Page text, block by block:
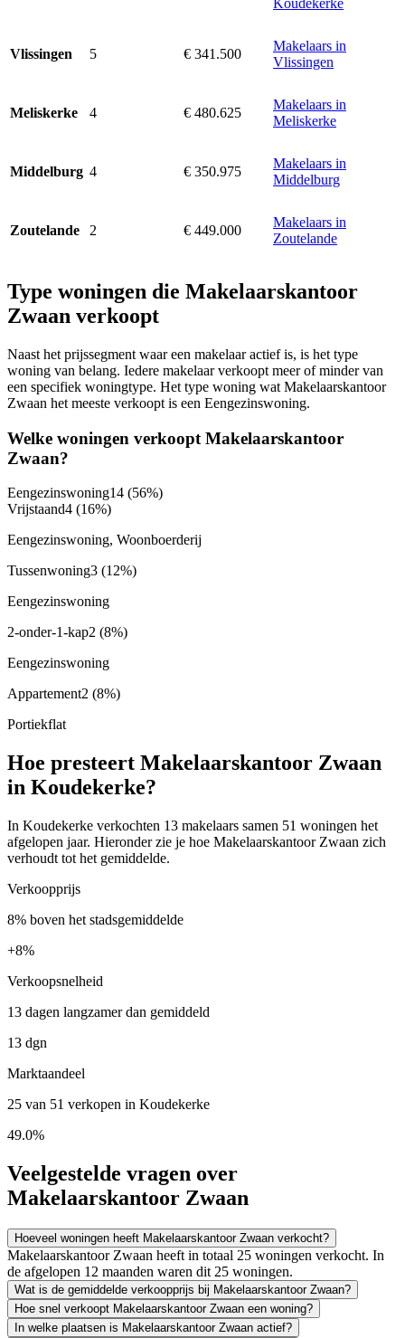
Koudekerke
Vlissingen 5 € 341.500
Makelaars in
Vlissingen
Meliskerke 4 € 480.625
Makelaars in
Meliskerke
Middelburg 4 € 350.975
Makelaars in
Middelburg
Zoutelande 2 € 449.000
Makelaars in
Zoutelande
Type woningen die Makelaarskantoor
Zwaan verkoopt
Naast het prijssegment waar een makelaar actief is, is het type
woning van belang. Iedere makelaar verkoopt meer of minder van
een specifiek woningtype. Het type woning wat Makelaarskantoor
Zwaan het meeste verkoopt is een Eengezinswoning.
Welke woningen verkoopt Makelaarskantoor
Zwaan?
Eengezinswoning14 (56%)
Vrijstaand4 (16%)
Eengezinswoning, Woonboerderij
Tussenwoning3 (12%)
Eengezinswoning
2-onder-1-kap2 (8%)
Eengezinswoning
Appartement2 (8%)
Portiekflat
Hoe presteert Makelaarskantoor Zwaan
in Koudekerke?
In Koudekerke verkochten 13 makelaars samen 51 woningen het
afgelopen jaar. Hieronder zie je hoe Makelaarskantoor Zwaan zich
verhoudt tot het gemiddelde.
Verkoopprijs
8% boven het stadsgemiddelde
+8%
Verkoopsnelheid
13 dagen langzamer dan gemiddeld
13 dgn
Marktaandeel
25 van 51 verkopen in Koudekerke
49.0%
Veelgestelde vragen over
Makelaarskantoor Zwaan
Hoeveel woningen heeft Makelaarskantoor Zwaan verkocht?
Makelaarskantoor Zwaan heeft in totaal 25 woningen verkocht. In
de afgelopen 12 maanden waren dit 25 woningen.
Wat is de gemiddelde verkoopprijs bij Makelaarskantoor Zwaan?
Hoe snel verkoopt Makelaarskantoor Zwaan een woning?
In welke plaatsen is Makelaarskantoor Zwaan actief?